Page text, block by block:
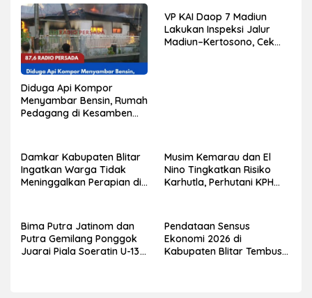
Diduga Api Kompor
Menyambar Bensin, Rumah
Pedagang di Kesamben
VP KAI Daop 7 Madiun
Lakukan Inspeksi Jalur
Madiun–Kertosono, Cek
Damkar Kabupaten Blitar
Ingatkan Warga Tidak
Meninggalkan Perapian di
Musim Kemarau dan El
Nino Tingkatkan Risiko
Karhutla, Perhutani KPH
Bima Putra Jatinom dan
Putra Gemilang Ponggok
Juarai Piala Soeratin U-13
Pendataan Sensus
Ekonomi 2026 di
Kabupaten Blitar Tembus